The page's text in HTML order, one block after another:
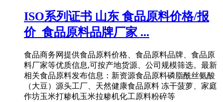
ISO系列证书 山东 食品原料价格/报
价_食品原料品牌厂家 ...
食品商务网提供食品原料价格、食品原料品牌、食品原
料厂家等优质信息,可按产地货源、公司规模筛选。最新
相关食品原料发布信息：新资源食品原料磷脂酰丝氨酸
（大豆）源头工厂、天然健康食品原料 冻干菠萝、家庭
作坊玉米打糁机玉米拉糁机化工原料粉碎等